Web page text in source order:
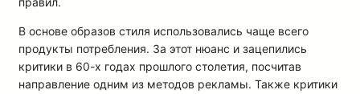
В основе образов стиля использовались чаще всего
продукты потребления. За этот нюанс и зацепились
критики в 60-х годах прошлого столетия, посчитав
направление одним из методов рекламы. Также критики